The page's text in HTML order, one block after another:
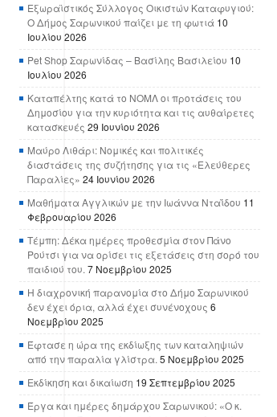
Εξωραϊστικός Σύλλογος Οικιστών Καταφυγιού:
Ο Δήμος Σαρωνικού παίζει με τη φωτιά 10
Ιουλίου 2026
Pet Shop Σαρωνίδας – Βασίλης Βασιλείου 10
Ιουλίου 2026
Καταπέλτης κατά το ΝΟΜΛ οι προτάσεις του
Δημοσίου για την κυριότητα και τις αυθαίρετες
κατασκευές 29 Ιουνίου 2026
Μαύρο Λιθάρι: Νομικές και πολιτικές
διαστάσεις της συζήτησης για τις «Ελεύθερες
Παραλίες» 24 Ιουνίου 2026
Μαθήματα Αγγλικών με την Ιωάννα Νταΐδου 11
Φεβρουαρίου 2026
Τέμπη: Δέκα ημέρες προθεσμία στον Πάνο
Ρούτσι για να ορίσει τις εξετάσεις στη σορό του
παιδιού του. 7 Νοεμβρίου 2025
Η διαχρονική παρανομία στο Δήμο Σαρωνικού
δεν έχει όρια, αλλά έχει συνένοχους 6
Νοεμβρίου 2025
Έφτασε η ώρα της εκδίωξης των καταληψιών
από την παραλία γλίστρα. 5 Νοεμβρίου 2025
Εκδίκηση και δικαίωση 19 Σεπτεμβρίου 2025
Έργα και ημέρες δημάρχου Σαρωνικού: «Ο κ.